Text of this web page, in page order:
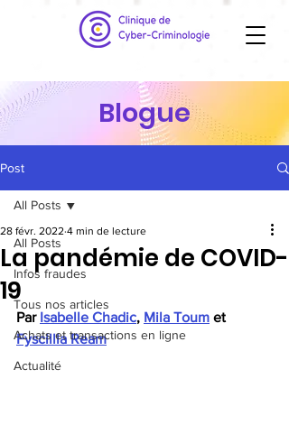
Blogue
Post
All Posts
Infos fraudes
Tous nos articles
Achats et transactions en ligne
Actualité
All Posts
La pandémie de COVID-
19
28 févr. 2022 4 min de lecture
Par Isabelle Chadic, Mila Toum et
Fyscillia Ream